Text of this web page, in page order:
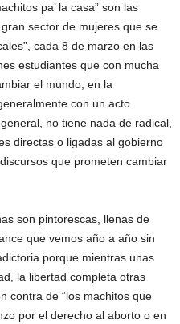
pa’ la casa” son las
sector de mujeres que se
cada 8 de marzo en las
estudiantes que con mucha
el mundo, en la
con un acto
no tiene nada de radical,
directas o ligadas al gobierno
que prometen cambiar
son pintorescas, llenas de
que vemos año a año sin
porque mientras unas
la libertad completa otras
contra de “los machitos que
por el derecho al aborto o en